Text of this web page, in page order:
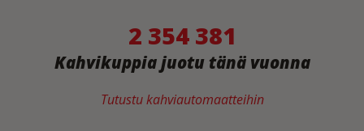
2 354 381
Kahvikuppia juotu tänä vuonna
Tutustu kahviautomaatteihin